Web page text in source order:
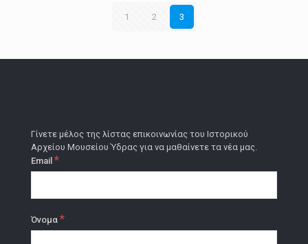
1 2 3
Γίνετε μέλος της λίστας επικοινωνίας του Ιστορικού
Αρχείου Μουσείου Ύδρας για να μαθαίνετε τα νέα μας.
Email *
Όνομα *